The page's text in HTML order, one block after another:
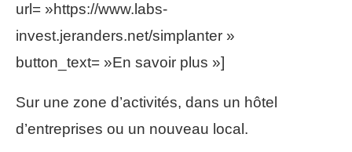
url= »https://www.labs-
invest.jeranders.net/simplanter »
button_text= »En savoir plus »]
Sur une zone d’activités, dans un hôtel
d’entreprises ou un nouveau local.